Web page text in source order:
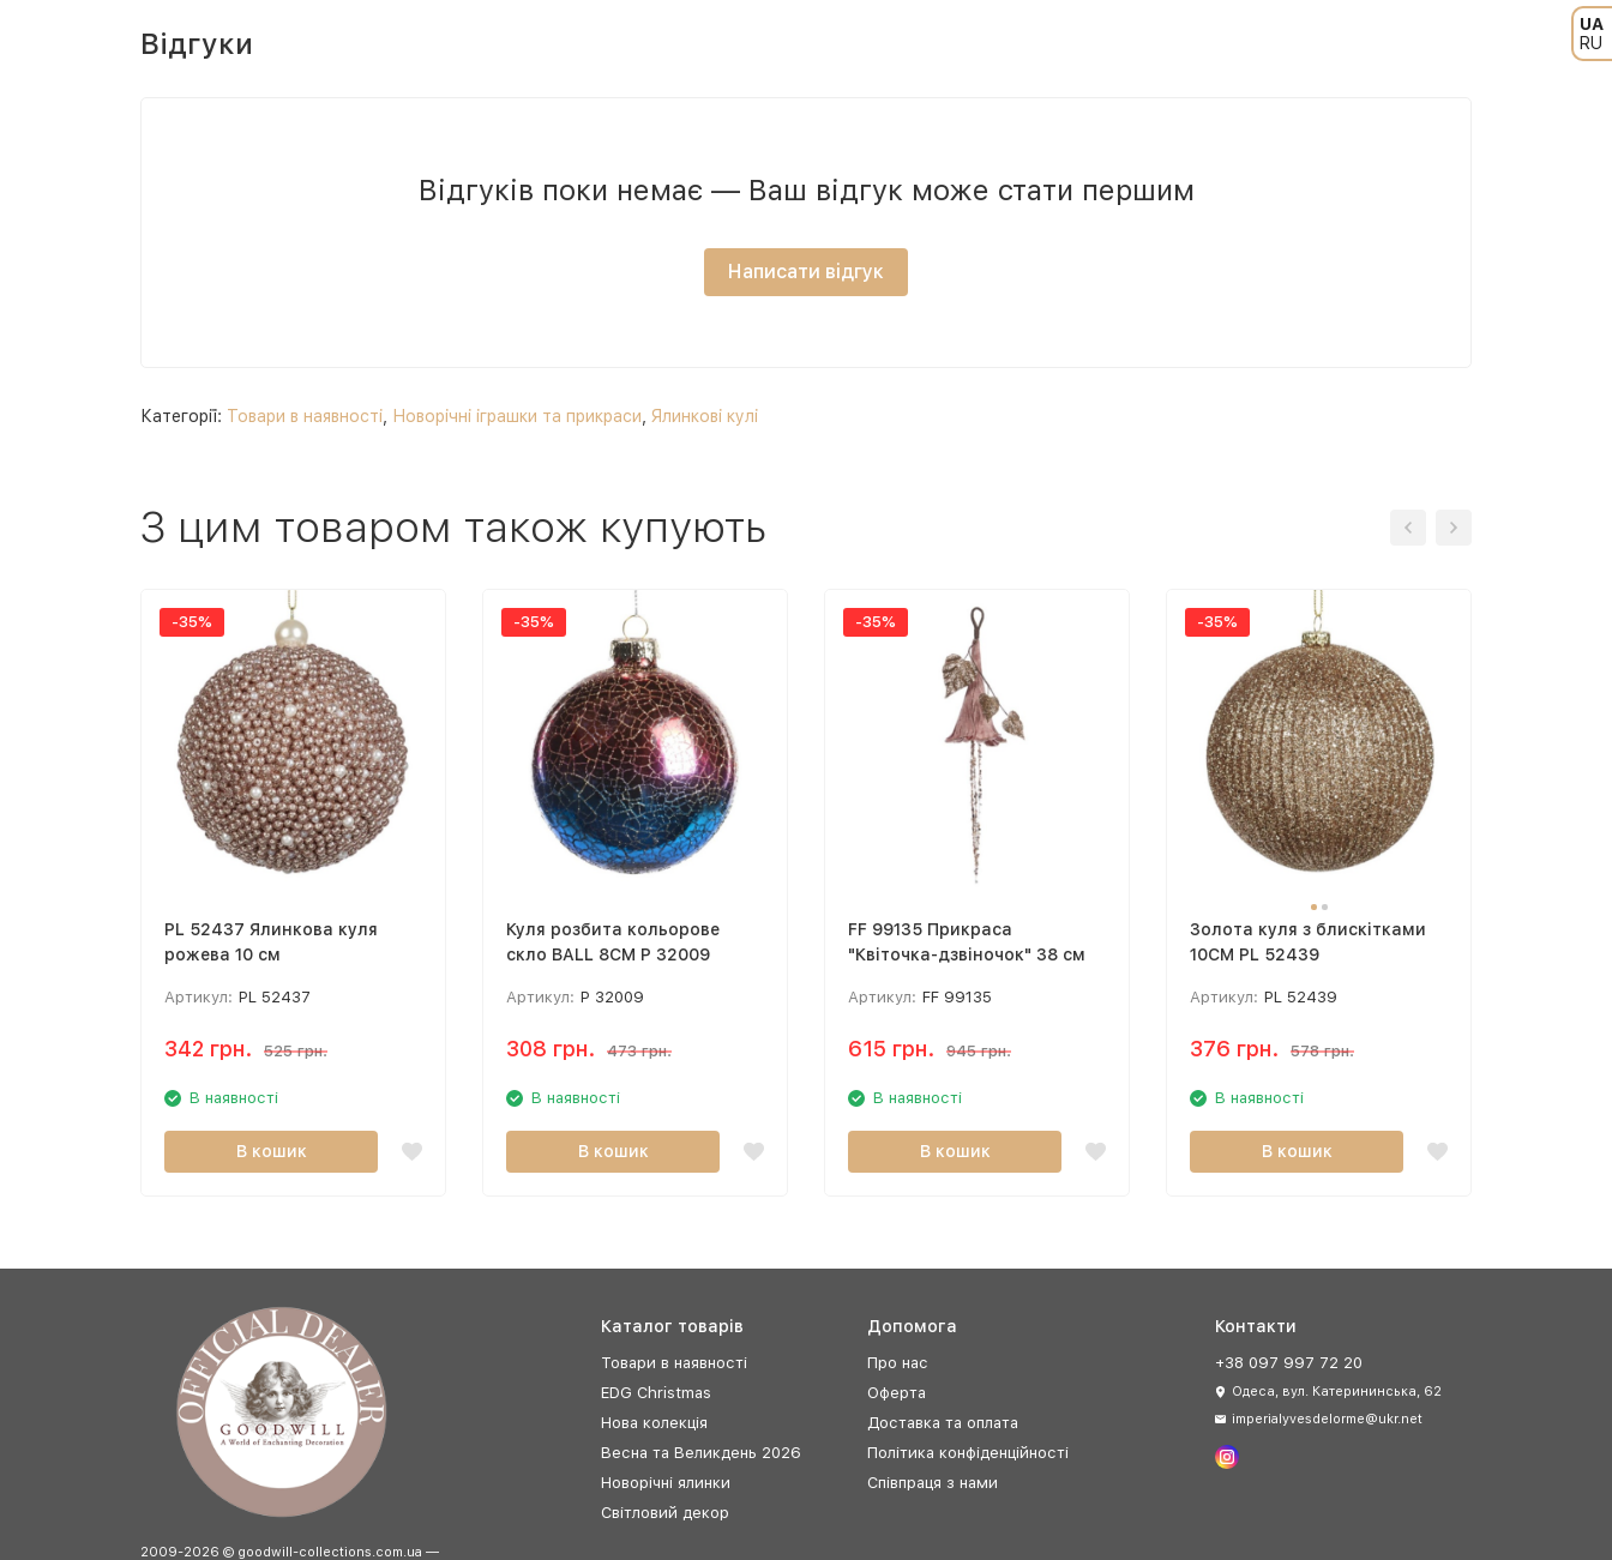
UA
RU
Відгуки
Відгуків поки немає — Ваш відгук може стати першим
Написати відгук
Категорії: Товари в наявності Новорічні іграшки та прикраси Ялинкові кулі
З цим товаром також купують
-35%
PL 52437 Ялинкова куля
рожева 10 см
Артикул: PL 52437
342 грн. 525 грн.
В наявності
В кошик
-35%
Куля розбита кольорове
скло BALL 8CM P 32009
Артикул: P 32009
308 грн. 473 грн.
В наявності
В кошик
-35%
FF 99135 Прикраса
"Квіточка-дзвіночок" 38 см
Артикул: FF 99135
615 грн. 945 грн.
В наявності
В кошик
-35%
Золота куля з блискітками
10CM PL 52439
Артикул: PL 52439
376 грн. 578 грн.
В наявності
В кошик
2009-2026 © goodwill-collections.com.ua —
Каталог товарів
Товари в наявності
EDG Christmas
Нова колекція
Весна та Великдень 2026
Новорічні ялинки
Світловий декор
Допомога
Про нас
Оферта
Доставка та оплата
Політика конфіденційності
Співпраця з нами
Контакти
+38 097 997 72 20
Одеса, вул. Катерининська, 62
imperialyvesdelorme@ukr.net